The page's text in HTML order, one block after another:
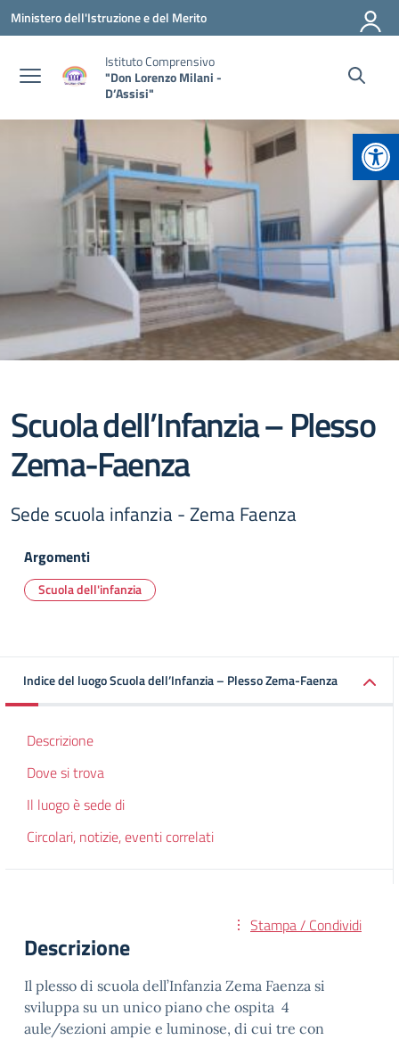
Vai ai contenuti
Vai al menu di navigazione
Vai al footer
Ministero dell'Istruzione e del Merito
Istituto Comprensivo
"Don Lorenzo Milani -
D’Assisi"
Scuola dell’Infanzia – Plesso
Zema-Faenza
Sede scuola infanzia - Zema Faenza
Argomenti
Scuola dell'infanzia
Indice del luogo Scuola dell’Infanzia – Plesso Zema-Faenza
Descrizione
Dove si trova
Il luogo è sede di
Circolari, notizie, eventi correlati
Stampa / Condividi
Descrizione
Il plesso di scuola dell’Infanzia Zema Faenza si
sviluppa su un unico piano che ospita 4
aule/sezioni ampie e luminose, di cui tre con